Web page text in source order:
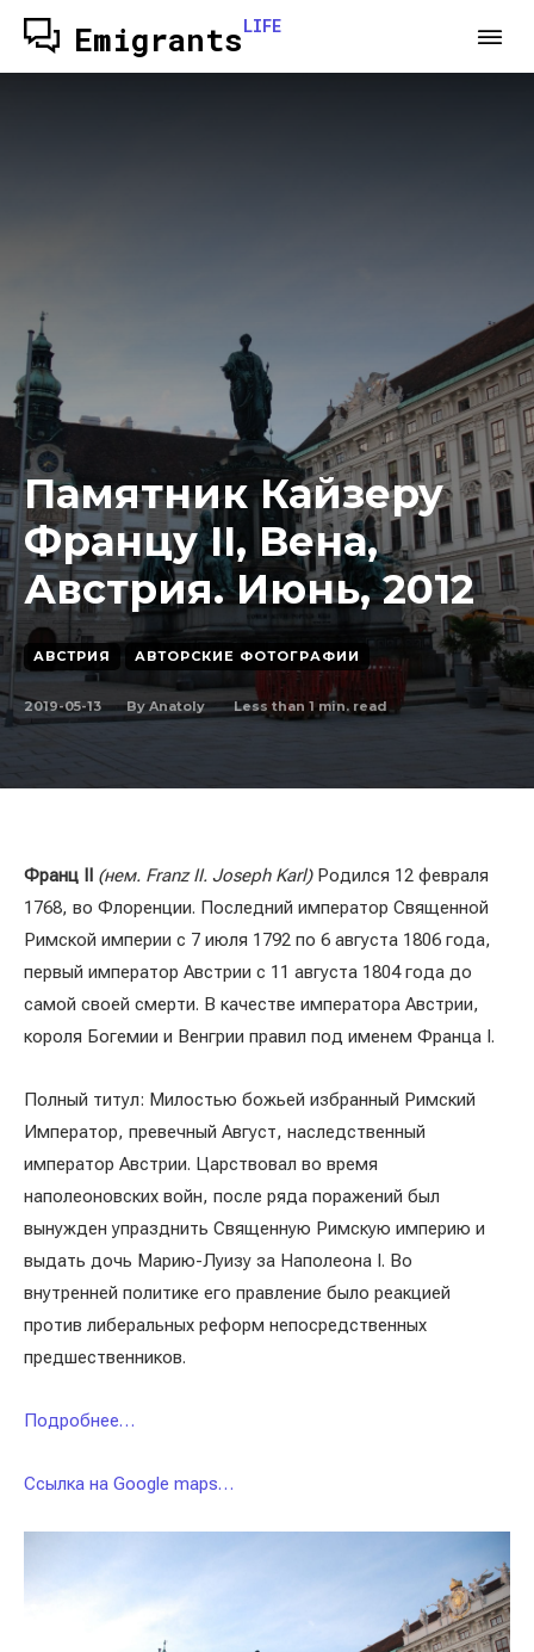
EmigrantsLIFE
Памятник Кайзеру
Францу II, Вена,
Австрия. Июнь, 2012
АВСТРИЯ АВТОРСКИЕ ФОТОГРАФИИ
2019-05-13 By Anatoly Less than 1 min. read
Франц II (нем. Franz II. Joseph Karl)Родился 12 февраля
1768, во Флоренции. Последний император Священной
Римской империи с 7 июля 1792 по 6 августа 1806 года,
первый император Австрии с 11 августа 1804 года до
самой своей смерти. В качестве императора Австрии,
короля Богемии и Венгрии правил под именем Франца I.
Полный титул: Милостью божьей избранный Римский
Император, превечный Август, наследственный
император Австрии. Царствовал во время
наполеоновских войн, после ряда поражений был
вынужден упразднить Священную Римскую империю и
выдать дочь Марию-Луизу за Наполеона I. Во
внутренней политике его правление было реакцией
против либеральных реформ непосредственных
предшественников.
Подробнее…
Ссылка на Google maps…